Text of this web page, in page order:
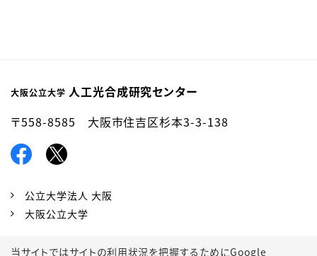
当サイトではサイトの利用状況を把握するためにGoogle
大阪公立大学 人工光合成研究センター
〒558-8585 大阪市住吉区杉本3-3-138
公立大学法人 大阪
大阪公立大学